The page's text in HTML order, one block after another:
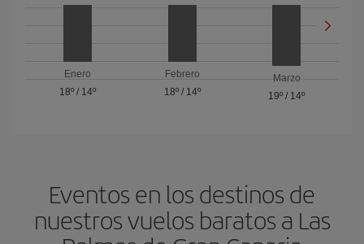
Enero
18º/ 14º
Febrero
18º/ 14º
Marzo
19º / 14º
Eventos en los destinos de
nuestros vuelos baratos a Las